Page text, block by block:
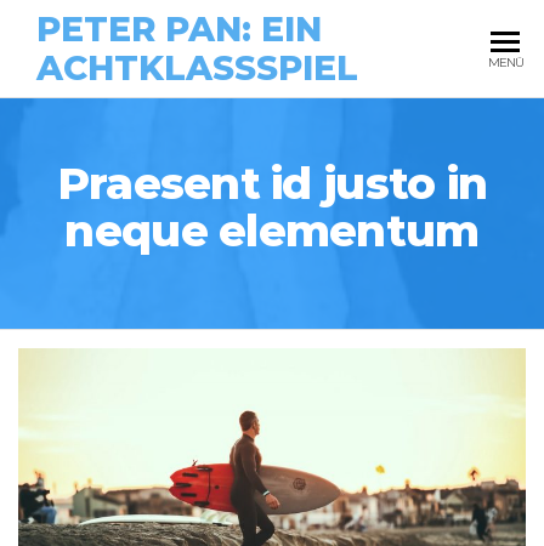
PETER PAN: EIN
ACHTKLASSSPIEL
MENÜ
Praesent id justo in
neque elementum